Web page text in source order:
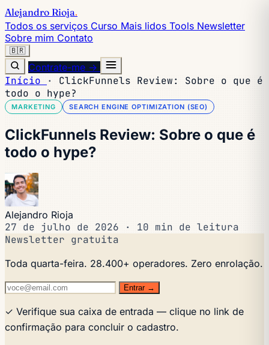
Alejandro Rioja.
Todos os serviços Curso Mais lidos Tools Newsletter
Sobre mim Contato
🇧🇷
Contrate-me →
Início ·
ClickFunnels Review: Sobre o que é
todo o hype?
MARKETING SEARCH ENGINE OPTIMIZATION (SEO)
ClickFunnels Review: Sobre o que é
todo o hype?
Alejandro Rioja
27 de julho de 2026 ·
10 min de leitura
Newsletter gratuita
Toda quarta-feira. 28.400+ operadores. Zero enrolação.
Entrar →
✓ Verifique sua caixa de entrada — clique no link de
confirmação para concluir o cadastro.